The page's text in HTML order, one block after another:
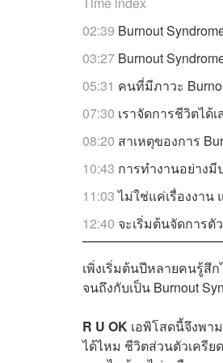
02:39 Burnout
03:27 Burnout
05:31 คนที่มีภาวะ
07:30 เราจัดการชีวิตได้
08:20 สาเหตุของการ
10:43 การทำงานอย่างมี
11:03ไม่ใช่แค่เรื่องงาน
12:40 จะเริ่มต้นจัดการตั
เพิ่งเริ่มต้นปีหลายคนรู้สึ
จนถึงกับเป็น Burnout
R U OK เอพิโสดนี้จึงพา
ได้ไหม ชีวิตส่วนตัวเครีย